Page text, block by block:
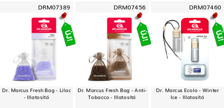
DRM07389
Dr. Marcus Fresh Bag - Lilac
- Illatosító
DRM07456
Dr. Marcus Fresh Bag - Anti-
Tobacco - Illatosító
DRM07460
Dr. Marcus Ecolo - Winter
Ice - Illatosító